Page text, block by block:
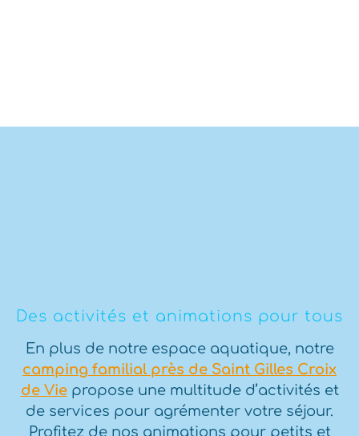
Des activités et animations pour tous
En plus de notre espace aquatique, notre
camping familial près de Saint Gilles Croix
de Viepropose une multitude d’activités et
de services pour agrémenter votre séjour.
Profitez de nos animations pour petits et